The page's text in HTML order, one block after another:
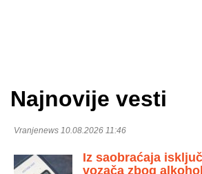
Najnovije vesti
Vranjenews 10.08.2026 11:46
Iz saobraćaja
vozača zbog